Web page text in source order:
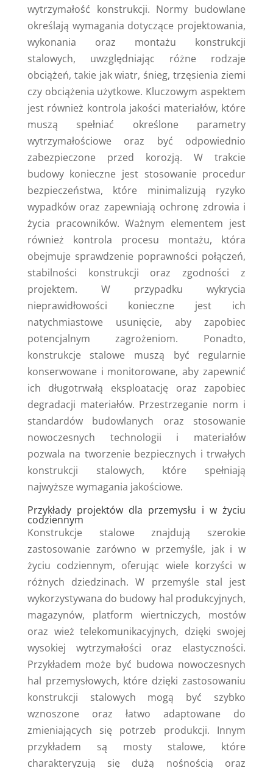
wytrzymałość konstrukcji. Normy budowlane
określają wymagania dotyczące projektowania,
wykonania oraz montażu konstrukcji
stalowych, uwzględniając różne rodzaje
obciążeń, takie jak wiatr, śnieg, trzęsienia ziemi
czy obciążenia użytkowe. Kluczowym aspektem
jest również kontrola jakości materiałów, które
muszą spełniać określone parametry
wytrzymałościowe oraz być odpowiednio
zabezpieczone przed korozją. W trakcie
budowy konieczne jest stosowanie procedur
bezpieczeństwa, które minimalizują ryzyko
wypadków oraz zapewniają ochronę zdrowia i
życia pracowników. Ważnym elementem jest
również kontrola procesu montażu, która
obejmuje sprawdzenie poprawności połączeń,
stabilności konstrukcji oraz zgodności z
projektem. W przypadku wykrycia
nieprawidłowości konieczne jest ich
natychmiastowe usunięcie, aby zapobiec
potencjalnym zagrożeniom. Ponadto,
konstrukcje stalowe muszą być regularnie
konserwowane i monitorowane, aby zapewnić
ich długotrwałą eksploatację oraz zapobiec
degradacji materiałów. Przestrzeganie norm i
standardów budowlanych oraz stosowanie
nowoczesnych technologii i materiałów
pozwala na tworzenie bezpiecznych i trwałych
konstrukcji stalowych, które spełniają
najwyższe wymagania jakościowe.
Przykłady projektów dla przemysłu i w życiu
codziennym
Konstrukcje stalowe znajdują szerokie
zastosowanie zarówno w przemyśle, jak i w
życiu codziennym, oferując wiele korzyści w
różnych dziedzinach. W przemyśle stal jest
wykorzystywana do budowy hal produkcyjnych,
magazynów, platform wiertniczych, mostów
oraz wież telekomunikacyjnych, dzięki swojej
wysokiej wytrzymałości oraz elastyczności.
Przykładem może być budowa nowoczesnych
hal przemysłowych, które dzięki zastosowaniu
konstrukcji stalowych mogą być szybko
wznoszone oraz łatwo adaptowane do
zmieniających się potrzeb produkcji. Innym
przykładem są mosty stalowe, które
charakteryzują się dużą nośnością oraz